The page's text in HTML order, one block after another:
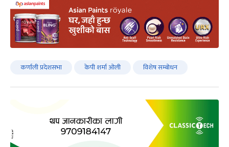
कर्णाली प्रदेशसभा केपी शर्मा ओली विशेष सम्बोधन